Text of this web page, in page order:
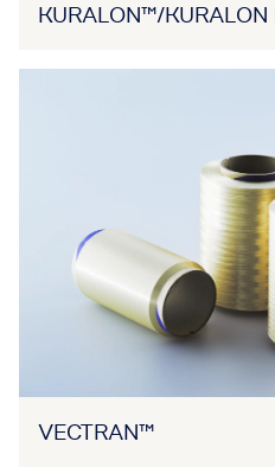
KURALON™/
VECTRAN™